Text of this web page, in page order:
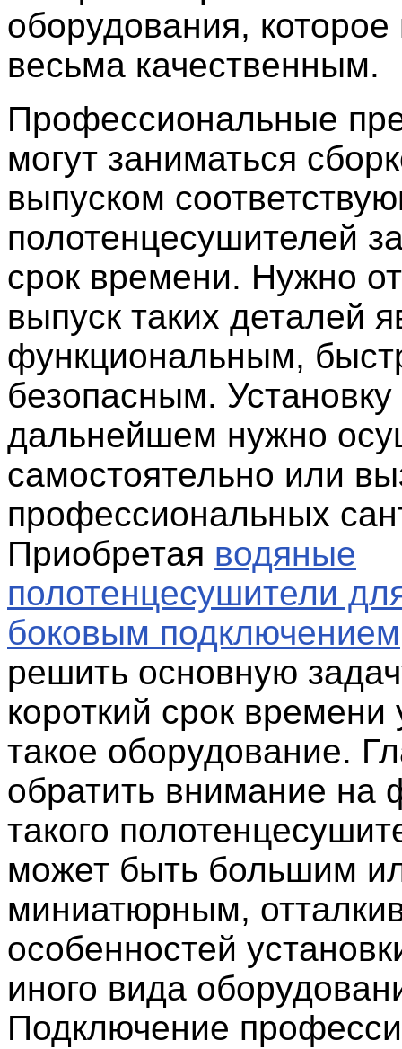
оборудования,
весьма качественным.
Профессиональные
могут заниматься
выпуском
полотенцесушителей
срок времени. Нужно
выпуск таких деталей
функциональным,
безопасным.
дальнейшем нужно
самостоятельно или
профессиональных
Приобретая водяные
полотенцесушители
боковым подключением
решить основную
короткий срок времени
такое оборудование.
обратить внимание на
такого
может быть большим
миниатюрным,
особенностей
иного вида
Подключение